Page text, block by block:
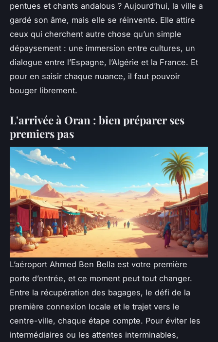
pentues et chants andalous ? Aujourd’hui, la ville a
gardé son âme, mais elle se réinvente. Elle attire
ceux qui cherchent autre chose qu’un simple
dépaysement : une immersion entre cultures, un
dialogue entre l’Espagne, l’Algérie et la France. Et
pour en saisir chaque nuance, il faut pouvoir
bouger librement.
L'arrivée à Oran : bien préparer ses
premiers pas
L’aéroport Ahmed Ben Bella est votre première
porte d’entrée, et ce moment peut tout changer.
Entre la récupération des bagages, le défi de la
première connexion locale et le trajet vers le
centre-ville, chaque étape compte. Pour éviter les
intermédiaires ou les attentes interminables,